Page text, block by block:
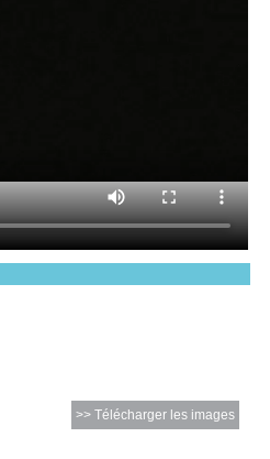
>> Télécharger les images